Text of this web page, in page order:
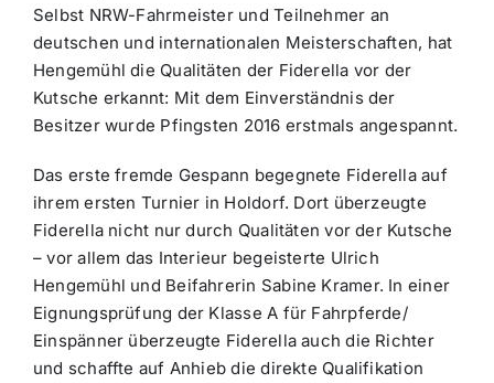
Selbst NRW-Fahrmeister und Teilnehmer an
deutschen und internationalen Meisterschaften, hat
Hengemühl die Qualitäten der Fiderella vor der
Kutsche erkannt: Mit dem Einverständnis der
Besitzer wurde Pfingsten 2016 erstmals angespannt.
Das erste fremde Gespann begegnete Fiderella auf
ihrem ersten Turnier in Holdorf. Dort überzeugte
Fiderella nicht nur durch Qualitäten vor der Kutsche
– vor allem das Interieur begeisterte Ulrich
Hengemühl und Beifahrerin Sabine Kramer. In einer
Eignungsprüfung der Klasse A für Fahrpferde/
Einspänner überzeugte Fiderella auch die Richter
und schaffte auf Anhieb die direkte Qualifikation